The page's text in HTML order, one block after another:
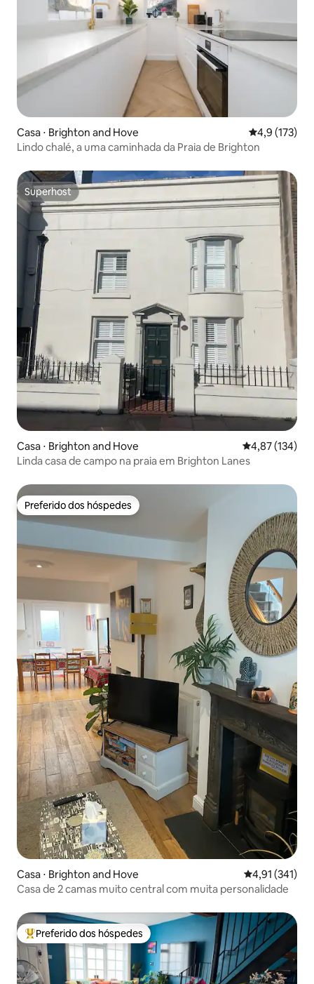
Casa ⋅ Brighton and Hove 4,9 de uma
4,9 (173)
Lindo chalé, a uma caminhada da Praia de Brighton
Superhost
Superhost
Casa ⋅ Brighton and Hove 4,87 de uma
4,87 (134)
Linda casa de campo na praia em Brighton Lanes
Preferido dos hóspedes
Preferido dos hóspedes
Casa ⋅ Brighton and Hove 4,91 de uma
4,91 (341)
Casa de 2 camas muito central com muita personalidade
Entre os melhores preferidos dos hóspedes
Preferido dos hóspedes